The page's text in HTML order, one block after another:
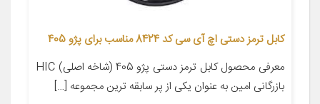
کابل ترمز دستی اچ آی سی کد 8424 مناسب برای پژو 405
معرفی محصول کابل ترمز دستی پژو 405 (شاخه اصلی) HIC
بازرگانی امین به عنوان یکی از پر سابقه ترین مجموعه […]